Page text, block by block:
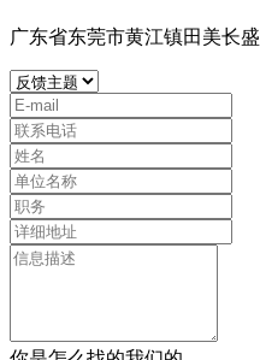
广东省东莞市黄江镇田美长